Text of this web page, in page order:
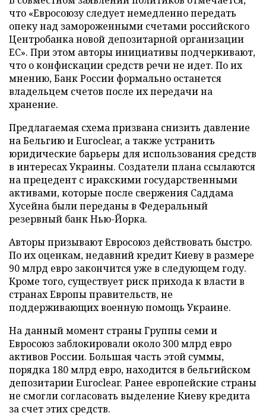
что «Евросоюзу следует немедленно передать
опеку над замороженными счетами российского
Центробанка новой депозитарной организации
ЕС». При этом авторы инициативы подчеркивают,
что о конфискации средств речи не идет. По их
мнению, Банк России формально останется
владельцем счетов после их передачи на
хранение.
Предлагаемая схема призвана снизить давление
на Бельгию и Euroclear, а также устранить
юридические барьеры для использования средств
в интересах Украины. Создатели плана ссылаются
на прецедент с иракскими государственными
активами, которые после свержения Саддама
Хусейна были переданы в Федеральный
резервный банк Нью-Йорка.
Авторы призывают Евросоюз действовать быстро.
По их оценкам, недавний кредит Киеву в размере
90 млрд евро закончится уже в следующем году.
Кроме того, существует риск прихода к власти в
странах Европы правительств, не
поддерживающих военную помощь Украине.
На данный момент страны Группы семи и
Евросоюз заблокировали около 300 млрд евро
активов России. Большая часть этой суммы,
порядка 180 млрд евро, находится в бельгийском
депозитарии Euroclear. Ранее европейские страны
не смогли согласовать выделение Киеву кредита
за счет этих средств.